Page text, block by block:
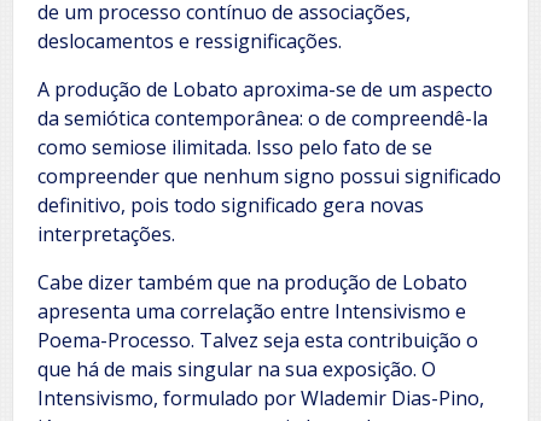
de um processo contínuo de associações,
deslocamentos e ressignificações.
A produção de Lobato aproxima-se de um aspecto
da semiótica contemporânea: o de compreendê-la
como semiose ilimitada. Isso pelo fato de se
compreender que nenhum signo possui significado
definitivo, pois todo significado gera novas
interpretações.
Cabe dizer também que na produção de Lobato
apresenta uma correlação entre Intensivismo e
Poema-Processo. Talvez seja esta contribuição o
que há de mais singular na sua exposição. O
Intensivismo, formulado por Wlademir Dias-Pino,